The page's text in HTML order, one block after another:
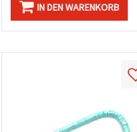
IN DEN WARENKORB